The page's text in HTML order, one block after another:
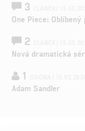
3
One Piece:
2
Nová dramatická
1
Adam Sandler